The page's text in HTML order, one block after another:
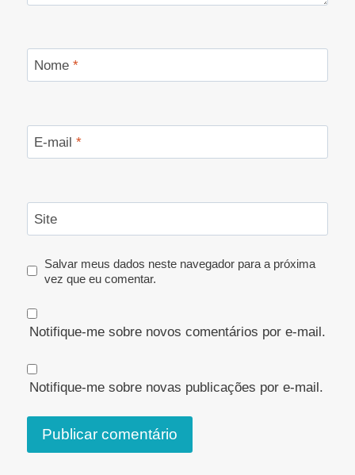
Nome *
E-mail *
Site
Salvar meus dados neste navegador para a próxima
vez que eu comentar.
Notifique-me sobre novos comentários por e-mail.
Notifique-me sobre novas publicações por e-mail.